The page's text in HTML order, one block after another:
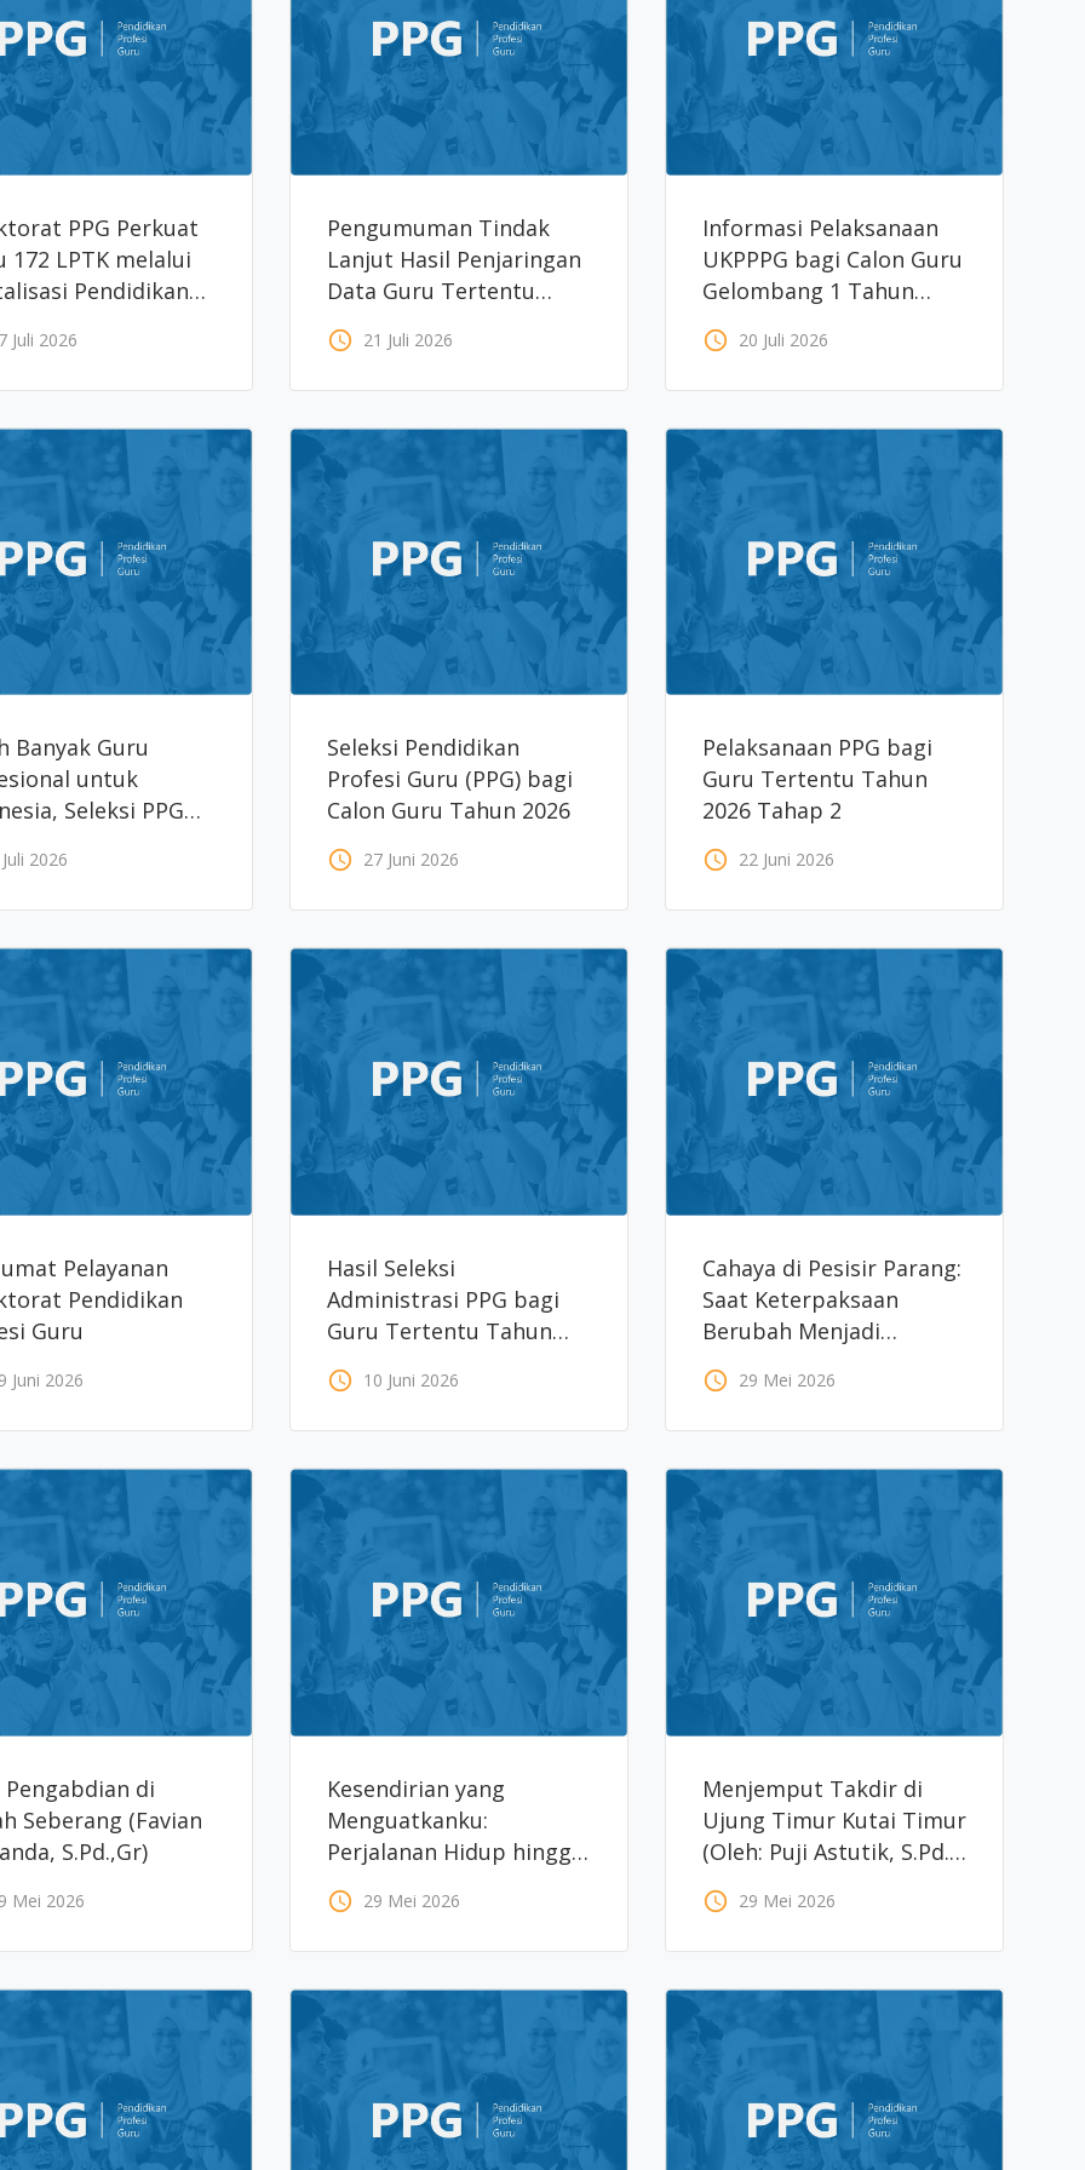
PPG Perkuat
172 LPTK melalui
Pendidikan
Juli 2026
Pengumuman Tindak
Lanjut Hasil Penjaringan
Data Guru Tertentu
Pendidik
access_time 21 Juli 2026
Informasi Pelaksanaan
UKPPPG bagi Calon Guru
Gelombang 1 Tahun
access_time 20 Juli 2026
Banyak Guru
untuk
Seleksi PPG
Guru 2026 Resmi
2026
Seleksi Pendidikan
Profesi Guru (PPG) bagi
Calon Guru Tahun 2026
access_time 27 Juni 2026
Pelaksanaan PPG bagi
Guru Tertentu Tahun
2026 Tahap 2
access_time 22 Juni 2026
Pelayanan
Pendidikan
Guru
Juni 2026
Hasil Seleksi
Administrasi PPG bagi
Guru Tertentu Tahun
2026
access_time 10 Juni 2026
Cahaya di Pesisir Parang:
Saat Keterpaksaan
Berubah Menjadi
Pengabdian (Oleh: Hilmy
Rafi’, S.Pd., Gr.)
access_time 29 Mei 2026
Pengabdian di
Seberang (Favian
S.Pd.,Gr)
Mei 2026
Kesendirian yang
Menguatkanku:
Perjalanan Hidup hingga
Pelosok Kalimantan
Timur (Oleh: Syahrul
Amri, S.Pd., Gr.)
access_time 29 Mei 2026
Menjemput Takdir di
Ujung Timur Kutai Timur
(Oleh: Puji Astutik, S.Pd.,
Gr.)
access_time 29 Mei 2026